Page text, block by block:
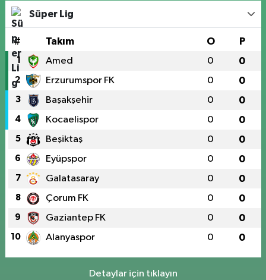
Süper Lig
# Takım O P
1 Amed 0 0
2 Erzurumspor FK 0 0
3 Başakşehir 0 0
4 Kocaelispor 0 0
5 Beşiktaş 0 0
6 Eyüpspor 0 0
7 Galatasaray 0 0
8 Çorum FK 0 0
9 Gaziantep FK 0 0
10 Alanyaspor 0 0
Detaylar için tıklayın